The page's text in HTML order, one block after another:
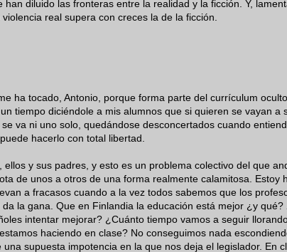
han diluido las fronteras entre la realidad y la ficción. Y,
real supera con creces la de la ficción.
ha tocado, Antonio, porque forma parte del currículum
tiempo diciéndole a mis alumnos que si quieren se vayan a
va ni uno solo, quedándose desconcertados cuando
hacerlo con total libertad.
ellos y sus padres, y esto es un problema colectivo del que
de unos a otros de una forma realmente calamitosa. Estoy
a fracasos cuando a la vez todos sabemos que los
da la gana. Que en Finlandia la educación está mejor ¿y
intentar mejorar? ¿Cuánto tiempo vamos a seguir
haciendo en clase? No conseguimos nada
una supuesta impotencia en la que nos deja el legislador. En